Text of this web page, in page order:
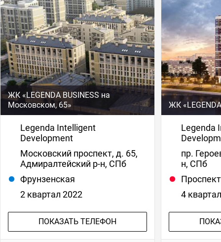
ЖК «LEGENDA BUSINESS на
Московском, 65»
Legenda Intelligent
Development
Московский проспект, д. 65,
Адмиралтейский р-н, СПб
Фрунзенская
2 квартал 2022
ПОКАЗАТЬ ТЕЛЕФОН
ЖК
Legenda
пр.
н, СПб
4